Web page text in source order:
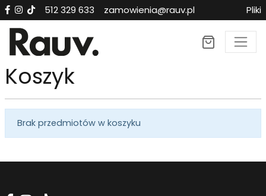
512 329 633 zamowienia@rauv.pl Pliki
Koszyk
Brak przedmiotów w koszyku